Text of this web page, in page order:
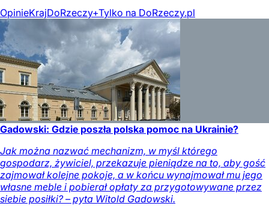
OpinieKrajDoRzeczy+Tylko na DoRzeczy.pl
Gadowski: Gdzie poszła polska pomoc na Ukrainie?
Jak można nazwać mechanizm, w myśl którego
gospodarz, żywiciel, przekazuje pieniądze na to, aby gość
zajmował kolejne pokoje, a w końcu wynajmował mu jego
własne meble i pobierał opłaty za przygotowywane przez
siebie posiłki? – pyta Witold Gadowski.